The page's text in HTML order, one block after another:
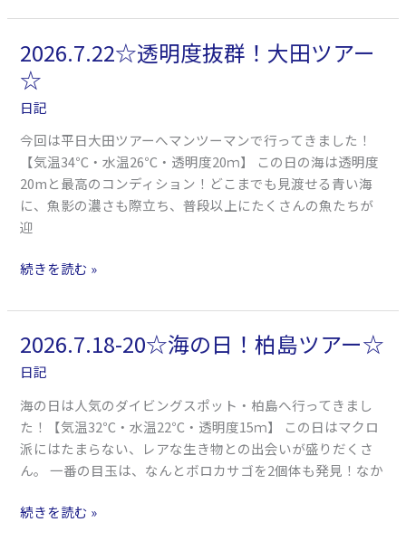
催
2026.7.22☆透明度抜群！大田ツアー
☆
日記
今回は平日大田ツアーへマンツーマンで行ってきました！
【気温34℃・水温26℃・透明度20ｍ】 この日の海は透明度
20mと最高のコンディション！どこまでも見渡せる青い海
に、魚影の濃さも際立ち、普段以上にたくさんの魚たちが
迎
2026.7.22☆
透
明
度
抜
群！
大
田
ツ
ー
続きを読む »
2026.7.18-20☆海の日！柏島ツアー☆
日記
海の日は人気のダイビングスポット・柏島へ行ってきまし
た！【気温32℃・水温22℃・透明度15ｍ】 この日はマクロ
派にはたまらない、レアな生き物との出会いが盛りだくさ
ん。 一番の目玉は、なんとボロカサゴを2個体も発見！なか
2026.7.18-
20☆
海
の
日！
柏
島
ア
続きを読む »